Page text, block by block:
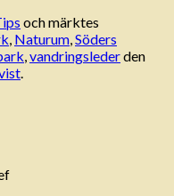
och märktes
, Naturum,Söders
,vandringslederden
.